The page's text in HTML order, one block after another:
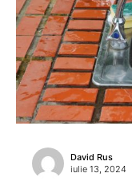
David Rus
iulie 13, 2024